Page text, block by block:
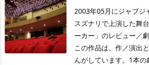
2003年05月にジャブジ
スズナリで上演した舞
ーカー」のレビュー／
この作品は、作／演出
んがしています。1本